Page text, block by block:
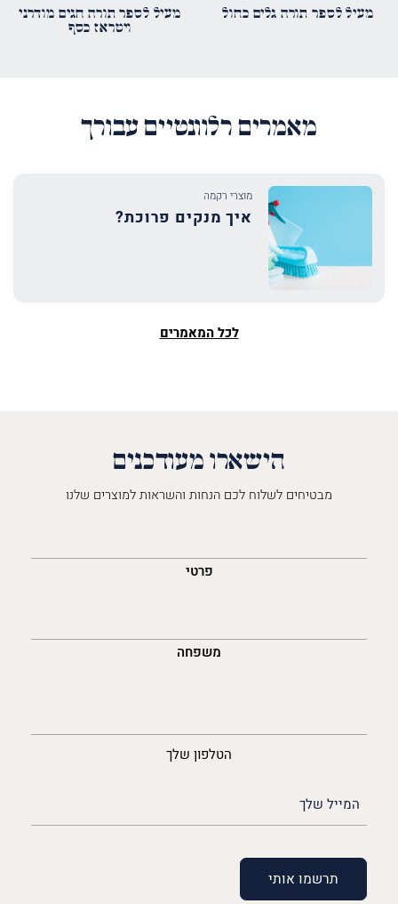
מעיל לספר תורה גלים כחול
מעיל לספר תורה חגים מודרני
ויטראז כסף
מאמרים רלוונטיים עבורך
מוצרי רקמה
איך מנקים פרוכת?
לכל המאמרים
הישארו מעודכנים
מבטיחים לשלוח לכם הנחות והשראות למוצרים שלנו
פרטי
משפחה
הטלפון שלך
(חובה)